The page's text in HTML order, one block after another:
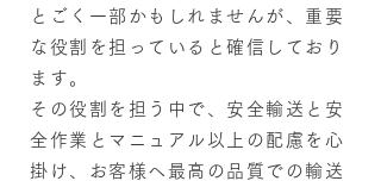
とごく一部かもしれませんが、重要
な役割を担っていると確信しており
ます。
その役割を担う中で、安全輸送と安
全作業とマニュアル以上の配慮を心
掛け、お客様へ最高の品質での輸送